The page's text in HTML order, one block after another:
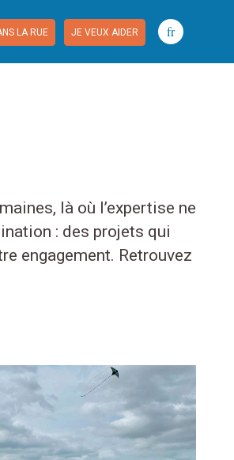
LA RUE JE VEUX AIDER fr
là où l’expertise ne
: des projets qui
engagement. Retrouvez